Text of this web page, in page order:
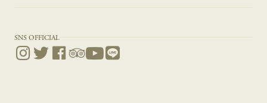
SNS OFFICIAL